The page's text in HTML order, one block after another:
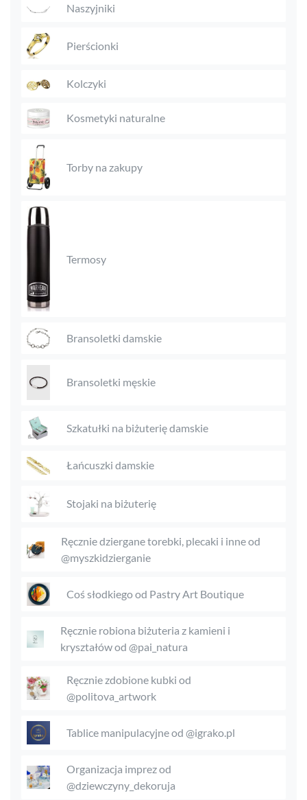
Naszyjniki
Pierścionki
Kolczyki
Kosmetyki naturalne
Torby na zakupy
Termosy
Bransoletki damskie
Bransoletki męskie
Szkatułki na biżuterię damskie
Łańcuszki damskie
Stojaki na biżuterię
Ręcznie dziergane torebki, plecaki i inne od
@myszkidzierganie
Coś słodkiego od Pastry Art Boutique
Ręcznie robiona biżuteria z kamieni i
kryształów od @pai_natura
Ręcznie zdobione kubki od
@politova_artwork
Tablice manipulacyjne od @igrako.pl
Organizacja imprez od
@dziewczyny_dekoruja